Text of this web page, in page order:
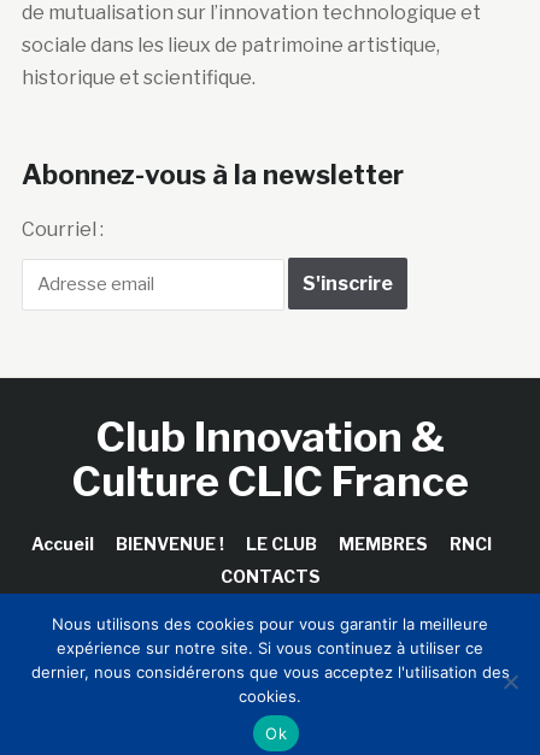
de mutualisation sur l’innovation technologique et
sociale dans les lieux de patrimoine artistique,
historique et scientifique.
Abonnez-vous à la newsletter
Courriel :
Club Innovation &
Culture CLIC France
Accueil BIENVENUE ! LE CLUB MEMBRES
RNCI
CONTACTS
Copyright © 2026 Club Innovation & Culture CLIC France /
Sinapses Conseils
Nous utilisons des cookies pour vous garantir la meilleure
expérience sur notre site. Si vous continuez à utiliser ce
dernier, nous considérerons que vous acceptez l'utilisation des
cookies.
Ok